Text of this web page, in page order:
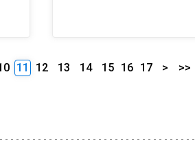
11 12 13 14 15 16 17 > >>